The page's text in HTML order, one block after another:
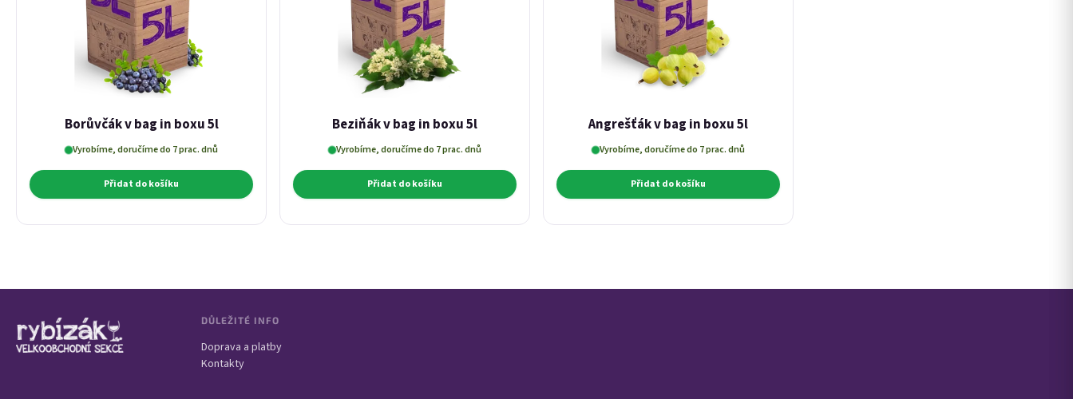
Borůvčák v bag in boxu 5l
Vyrobíme, doručíme do 7 prac. dnů
Přidat do košíku
Beziňák v bag in boxu 5l
Vyrobíme, doručíme do 7 prac. dnů
Přidat do košíku
Angrešťák v bag in boxu 5l
Vyrobíme, doručíme do 7 prac. dnů
Přidat do košíku
Zápatí DŮLEŽITÉ INFO
Doprava a platby
Kontakty